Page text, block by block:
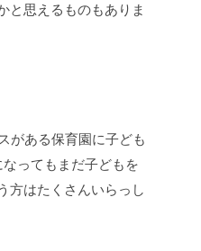
と思えるものもありま
がある保育園に子ども
ってもまだ子どもを
方はたくさんいらっし